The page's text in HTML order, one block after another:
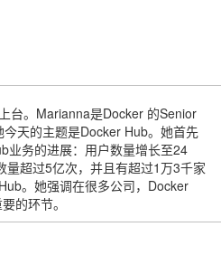
台。Marianna是Docker 的Senior
天的主题是Docker Hub。她首先
业务的进展：用户数量增长至24
超过5亿次，并且有超过1万3千家
。她强调在很多公司，Docker
的环节。